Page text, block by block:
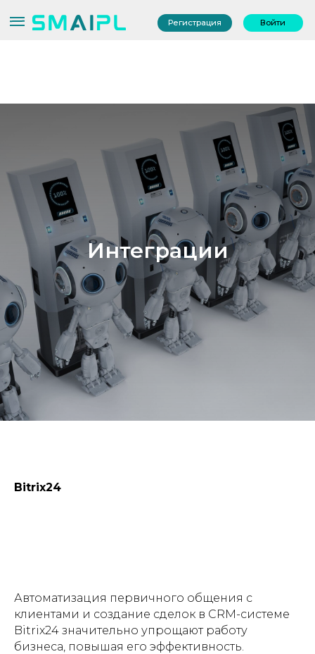
Войти
Интеграции
Bitrix24
Автоматизация первичного общения с
клиентами и создание сделок в CRM-системе
Bitrix24 значительно упрощают работу
бизнеса, повышая его эффективность.